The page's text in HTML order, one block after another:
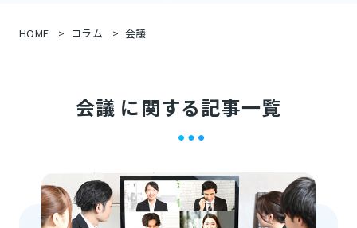
HOME コラム 会議
会議 に関する記事一覧